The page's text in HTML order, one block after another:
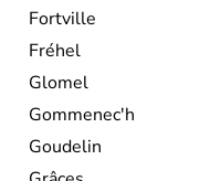
Fortville
Fréhel
Glomel
Gommenec'h
Goudelin